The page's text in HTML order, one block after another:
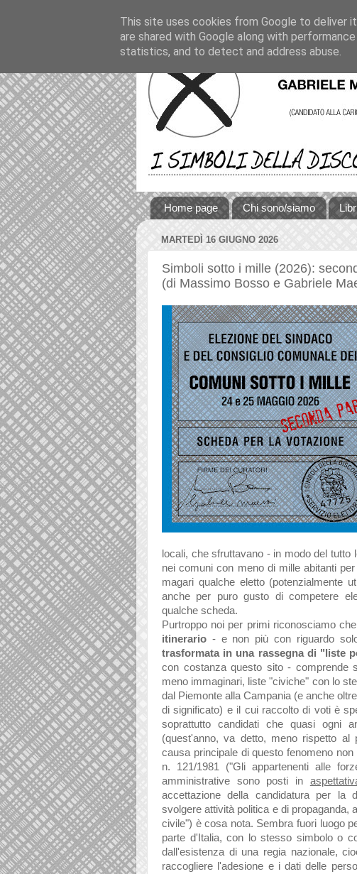
Home page Chi sono/siamo
MARTEDÌ 16 GIUGNO 2026
Simboli sotto i mille (2026):
(di Massimo Bosso e Gabriele
locali, che sfruttavano - in modo del
nei comuni con meno di mille abitanti
magari qualche eletto (potenzialmente
anche per puro gusto di competere
qualche scheda.
Purtroppo noi per primi riconosciamo
itinerario - e non più con riguardo
trasformata in una rassegna di "liste
con costanza questo sito - comprende
meno immaginari, liste "civiche" con lo
dal Piemonte alla Campania (e anche
di significato) e il cui raccolto di voti è
soprattutto candidati che quasi ogni
(quest'anno, va detto, meno rispetto
causa principale di questo fenomeno
n. 121/1981 ("Gli appartenenti alle
amministrative sono posti in
accettazione della candidatura per la
svolgere attività politica e di propaganda,
civile") è cosa nota. Sembra fuori luogo
parte d'Italia, con lo stesso simbolo o
dall'esistenza di una regia nazionale,
raccogliere l'adesione e i dati delle
This site uses cookies from Google to deliver
are shared with Google along with
statistics, and to detect and address abuse.